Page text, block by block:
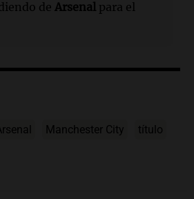
de Arsenal para el
Manchester City título